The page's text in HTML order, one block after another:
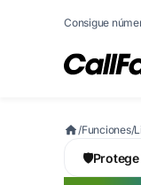
Consigue
/Funciones/
🛡️